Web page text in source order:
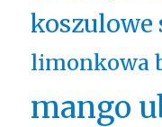
limonkowa
mango